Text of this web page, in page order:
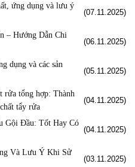
ứng dụng và lưu ý
(07.11.2025)
– Hướng Dẫn Chi
(06.11.2025)
dụng và các sản
(05.11.2025)
rửa tổng hợp: Thành
tẩy rửa
(04.11.2025)
Gội Đầu: Tốt Hay Có
(04.11.2025)
Và Lưu Ý Khi Sử
(03.11.2025)